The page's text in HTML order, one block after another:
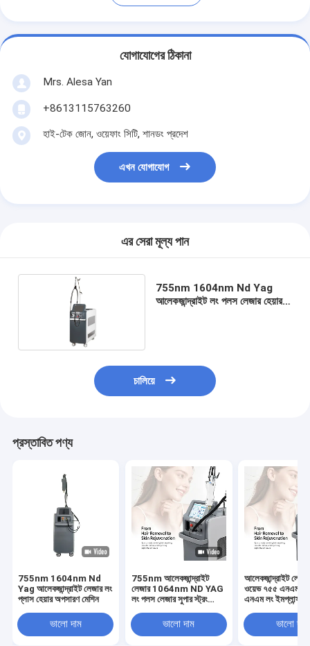
যোগাযোগের ঠিকানা
Mrs. Alesa Yan
+8613115763260
হাই-টেক জোন, ওয়েফাং সিটি, শানডং প্রদেশ
এখন যোগাযোগ
এর সেরা মূল্য পান
755nm 1604nm Nd Yag
আলেকজান্দ্রাইট লং পলস লেজার হেয়ার
চালিয়ে
প্রস্তাবিত পণ্য
755nm 1604nm Nd
Yag আলেকজান্দ্রাইট লেজার লং
প্লাস হেয়ার অপসারণ মেশিন
ভালো দাম
755nm আলেকজান্দ্রাইট
লেজার 1064nm ND YAG
লং পলস লেজার সুপার স্ট্রং
বিউটি মেশিন আলেক্স লেজার
ভালো দাম
আলেকজান্দ্রাইট
ওয়েভ ৭৫৫ এনএম
এনএম লং ইমপ্লান্স
ভালো দাম